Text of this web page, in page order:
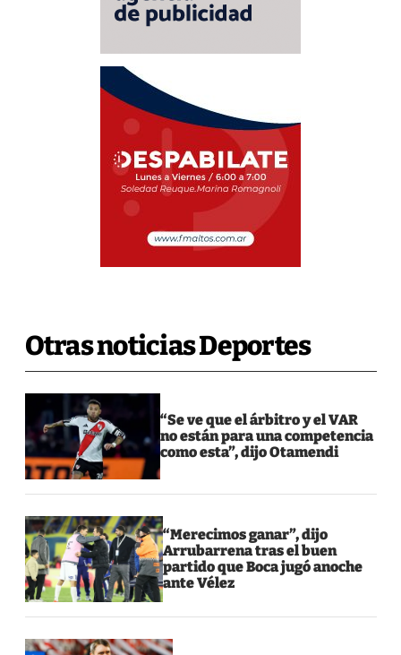
Otras noticias Deportes
“Se ve que el árbitro y el VAR
no están para una competencia
como esta”, dijo Otamendi
“Merecimos ganar”, dijo
Arrubarrena tras el buen
partido que Boca jugó anoche
ante Vélez